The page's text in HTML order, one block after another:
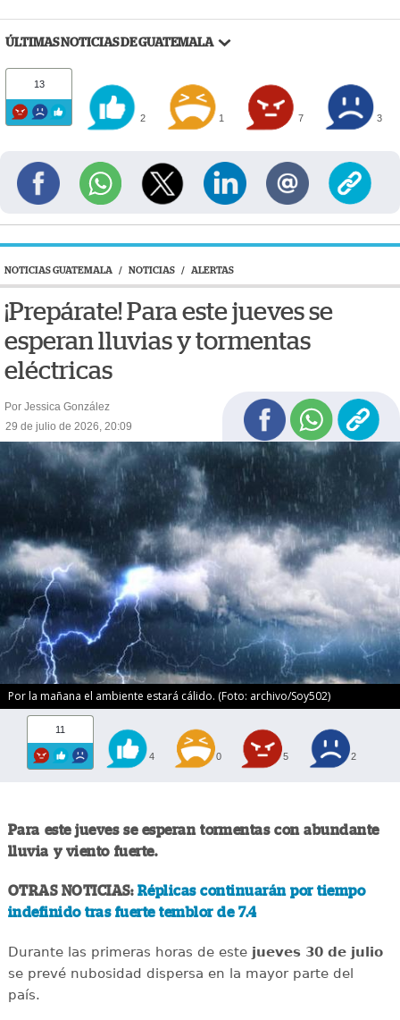
ÚLTIMAS NOTICIAS DE GUATEMALA
13
2 1 7 3
NOTICIAS GUATEMALA / NOTICIAS / ALERTAS
¡Prepárate! Para este jueves se
esperan lluvias y tormentas
eléctricas
Por Jessica González
29 de julio de 2026, 20:09
Por la mañana el ambiente estará cálido. (Foto: archivo/Soy502)
11
4 0 5 2
Para este jueves se esperan tormentas con abundante
lluvia y viento fuerte.
OTRAS NOTICIAS: Réplicas continuarán por tiempo
indefinido tras fuerte temblor de 7.4
Durante las primeras horas de este jueves 30 de julio
se prevé nubosidad dispersa en la mayor parte del
país.